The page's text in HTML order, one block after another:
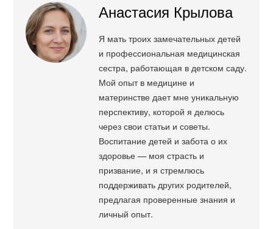
Анастасия Крылова
Я мать троих замечательных детей
и профессиональная медицинская
сестра, работающая в детском саду.
Мой опыт в медицине и
материнстве дает мне уникальную
перспективу, которой я делюсь
через свои статьи и советы.
Воспитание детей и забота о их
здоровье — моя страсть и
призвание, и я стремлюсь
поддерживать других родителей,
предлагая проверенные знания и
личный опыт.